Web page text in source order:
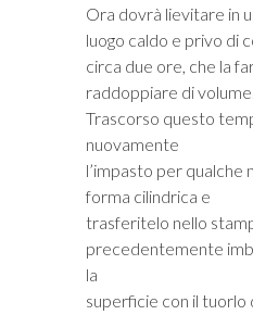
Ora dovrà lievitare in
luogo caldo e privo di
circa due ore, che la
raddoppiare di volume.
Trascorso questo
nuovamente
l’impasto per qualche
forma cilindrica e
trasferitelo nello
precedentemente
la
superficie con il tuorlo